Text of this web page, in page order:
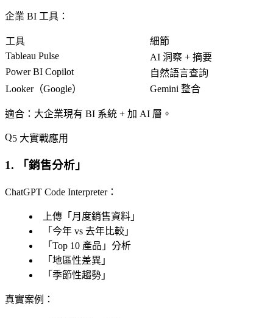
企業 BI 工具 ：
工具
細節
Tableau Pulse
AI 洞察 + 摘要
Power BI Copilot
自然語言查詢
Looker（Google）
Gemini 整合
適合 ：大企業現有 BI 系統 + 加 AI 層。
5 大實戰應用
1. 「銷售分析 」
ChatGPT Code Interpreter：
上傳「 月度銷售資料 」
「 今年 vs 去年比較 」
「 Top 10 產品 」分析
「 地區性差異 」
「 季節性趨勢 」
真實案例 ：